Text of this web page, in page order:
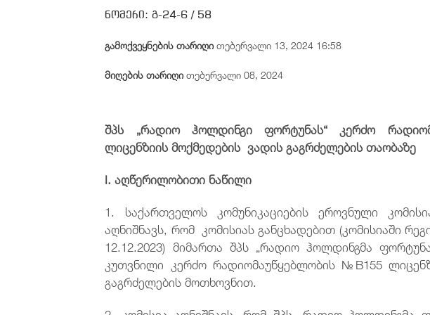
ნომერი: გ-24-6 / 58
გამოქვეყნების თარიღითებერვალი 13, 2024 16:58
მიღების თარიღითებერვალი 08, 2024
შპს „რადიო ჰოლდინგი ფორტუნას“ კერძო
ლიცენზიის მოქმედების ვადის გაგრძელების თაობაზე
I. აღწერილობითი ნაწილი
1. საქართველოს კომუნიკაციების ეროვნული
აღნიშნავს, რომ კომისიას განცხადებით (კომისიაში
12.12.2023) მიმართა შპს „რადიო ჰოლდინგმა
კუთვნილი კერძო რადიომაუწყებლობის №B155
გაგრძელების მოთხოვნით.